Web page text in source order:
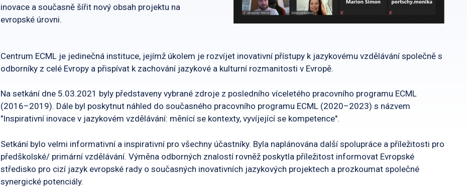
inovace a současně šířit nový obsah projektu na
evropské úrovni.
Centrum ECML je jedinečná instituce, jejímž úkolem je rozvíjet inovativní přístupy k jazykovému vzdělávání společně s
odborníky z celé Evropy a přispívat k zachování jazykové a kulturní rozmanitosti v Evropě.
Na setkání dne 5.03.2021 byly představeny vybrané zdroje z posledního víceletého pracovního programu ECML
(2016–2019). Dále byl poskytnut náhled do současného pracovního programu ECML (2020–2023) s názvem
"Inspirativní inovace v jazykovém vzdělávání: měnící se kontexty, vyvíjející se kompetence".
Setkání bylo velmi informativní a inspirativní pro všechny účastníky. Byla naplánována další spolupráce a příležitosti pro
předškolské/ primární vzdělávání. Výměna odborných znalostí rovněž poskytla příležitost informovat Evropské
středisko pro cizí jazyk evropské rady o současných inovativních jazykových projektech a prozkoumat společné
synergické potenciály.